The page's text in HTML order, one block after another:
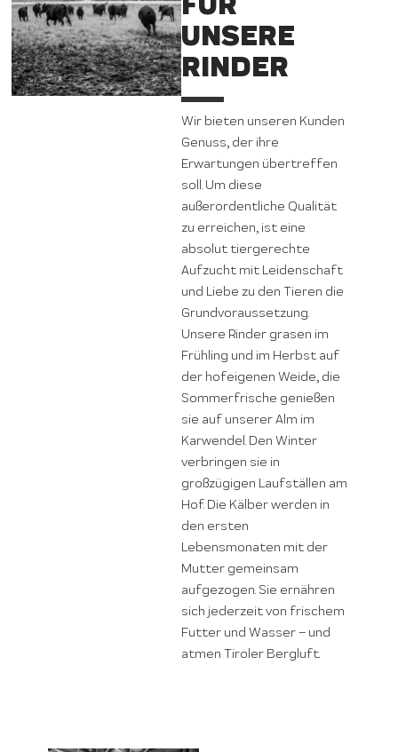
UNSERE
RINDER
Wir bieten unseren Kunden
Genuss, der ihre
Erwartungen übertreffen
soll. Um diese
außerordentliche Qualität
zu erreichen, ist eine
absolut tiergerechte
Aufzucht mit Leidenschaft
und Liebe zu den Tieren die
Grundvoraussetzung.
Unsere Rinder grasen im
Frühling und im Herbst auf
der hofeigenen Weide, die
Sommerfrische genießen
sie auf unserer Alm im
Karwendel. Den Winter
verbringen sie in
großzügigen Laufställen am
Hof. Die Kälber werden in
den ersten
Lebensmonaten mit der
Mutter gemeinsam
aufgezogen. Sie ernähren
sich jederzeit von frischem
Futter und Wasser – und
atmen Tiroler Bergluft.